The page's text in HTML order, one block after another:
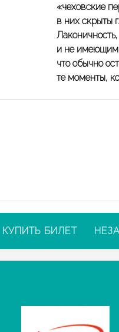
«чеховские
в них скрыты
и не
что обычно
те моменты,
КУПИТЬ БИЛЕТ